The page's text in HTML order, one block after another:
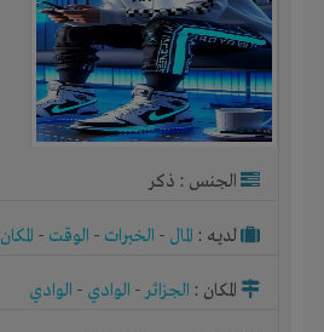
الجنس : ذكر
لديـه : المال - الخبرات - الوقت - المكان
المكان : الجزائر- الوادي - الوادي